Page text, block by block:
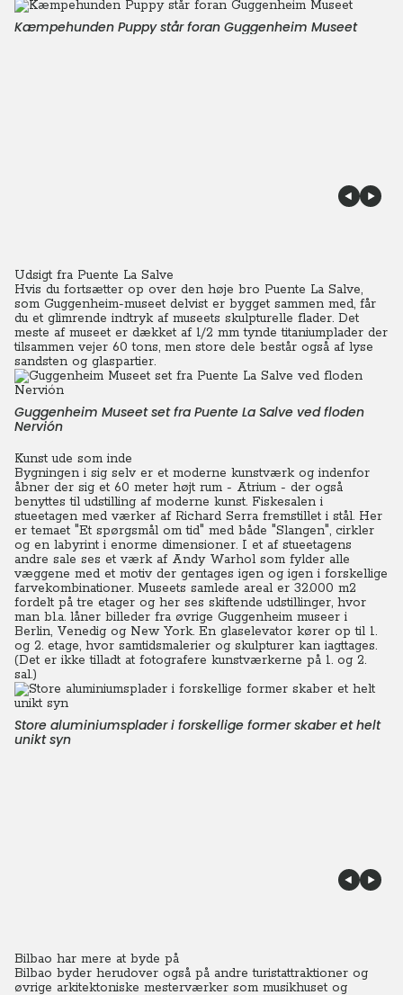
Kæmpehunden Puppy står foran Guggenheim Museet
Udsigt fra Puente La Salve
Hvis du fortsætter op over den høje bro Puente La Salve,
som Guggenheim-museet delvist er bygget sammen med, får
du et glimrende indtryk af museets skulpturelle flader. Det
meste af museet er dækket af 1/2 mm tynde titaniumplader der
tilsammen vejer 60 tons, men store dele består også af lyse
sandsten og glaspartier.
Guggenheim Museet set fra Puente La Salve ved floden
Nervión
Kunst ude som inde
Bygningen i sig selv er et moderne kunstværk og indenfor
åbner der sig et 60 meter højt rum - Atrium - der også
benyttes til udstilling af moderne kunst. Fiskesalen i
stueetagen med værker af Richard Serra fremstillet i stål. Her
er temaet "Et spørgsmål om tid" med både "Slangen", cirkler
og en labyrint i enorme dimensioner. I et af stueetagens
andre sale ses et værk af Andy Warhol som fylder alle
væggene med et motiv der gentages igen og igen i forskellige
farvekombinationer. Museets samlede areal er 32.000 m2
fordelt på tre etager og her ses skiftende udstillinger, hvor
man bl.a. låner billeder fra øvrige Guggenheim museer i
Berlin, Venedig og New York. En glaselevator kører op til 1.
og 2. etage, hvor samtidsmalerier og skulpturer kan iagttages.
(Det er ikke tilladt at fotografere kunstværkerne på 1. og 2.
sal.)
Store aluminiumsplader i forskellige former skaber et helt
unikt syn
Bilbao har mere at byde på
Bilbao byder herudover også på andre turistattraktioner og
øvrige arkitektoniske mesterværker som musikhuset og